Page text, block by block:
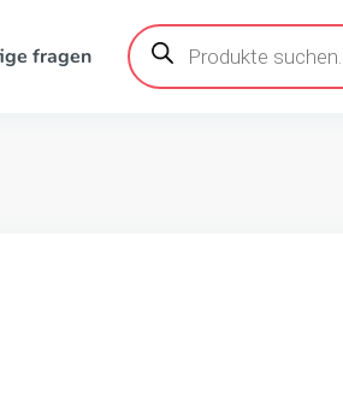
fragen
Products
search